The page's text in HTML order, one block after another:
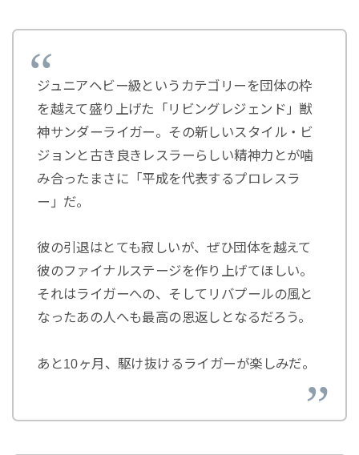
ジュニアヘビー級というカテゴリーを団体の枠
を越えて盛り上げた「リビングレジェンド」獣
神サンダーライガー。その新しいスタイル・ビ
ジョンと古き良きレスラーらしい精神力とが噛
み合ったまさに「平成を代表するプロレスラ
ー」だ。
彼の引退はとても寂しいが、ぜひ団体を越えて
彼のファイナルステージを作り上げてほしい。
それはライガーへの、そしてリバプールの風と
なったあの人へも最高の恩返しとなるだろう。
あと10ヶ月、駆け抜けるライガーが楽しみだ。